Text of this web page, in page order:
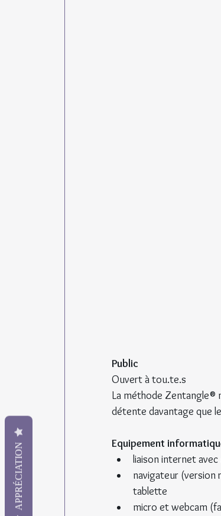
Public
Ouvert à tou.te.s
La méthode Zentangle®
détente davantage que
Equipement
liaison internet
navigateur (version
tablette
micro et webcam
APPRÉCIATION